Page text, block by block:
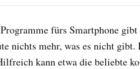
fürs Smartphone gibt
nichts mehr, was es nicht
kann etwa die beliebte